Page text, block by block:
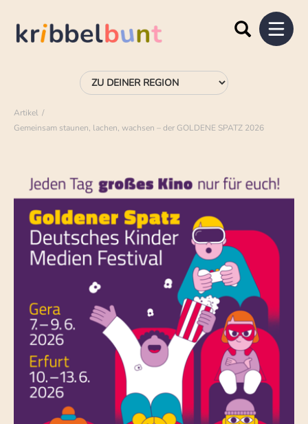
Artikel
Gemeinsam staunen, lachen, wachsen – der GOLDENE SPATZ 2026